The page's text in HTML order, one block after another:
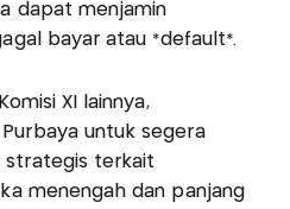
dapat menjamin
bayar atau *default*.
XI lainnya,
untuk segera
strategis terkait
menengah dan panjang